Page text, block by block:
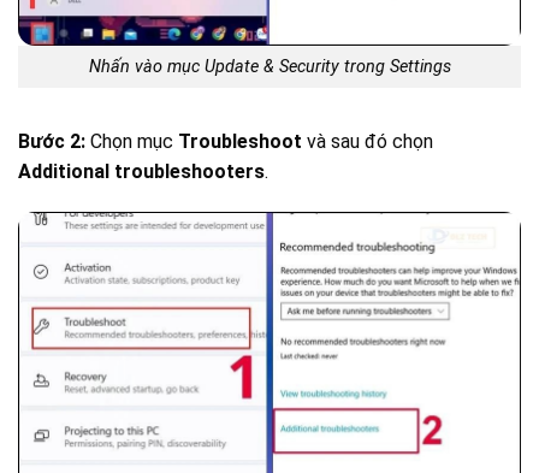
Nhấn vào mục Update & Security trong Settings
Bước 2: Chọn mục Troubleshoot và sau đó chọn
Additional troubleshooters.